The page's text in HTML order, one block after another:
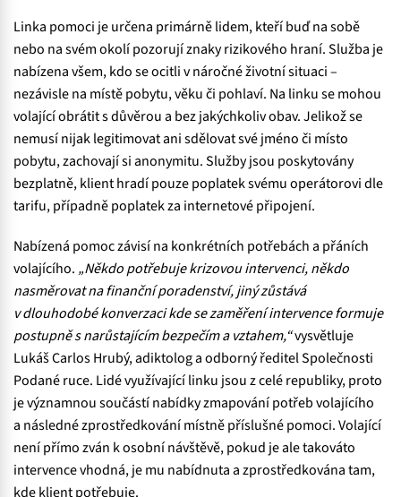
Linka pomoci je určena primárně lidem, kteří buď na sobě
nebo na svém okolí pozorují znaky rizikového hraní. Služba je
nabízena všem, kdo se ocitli v náročné životní situaci –
nezávisle na místě pobytu, věku či pohlaví. Na linku se mohou
volající obrátit s důvěrou a bez jakýchkoliv obav. Jelikož se
nemusí nijak legitimovat ani sdělovat své jméno či místo
pobytu, zachovají si anonymitu. Služby jsou poskytovány
bezplatně, klient hradí pouze poplatek svému operátorovi dle
tarifu, případně poplatek za internetové připojení.
Nabízená pomoc závisí na konkrétních potřebách a přáních
volajícího. „Někdo potřebuje krizovou intervenci, někdo
nasměrovat na finanční poradenství, jiný zůstává
v dlouhodobé konverzaci kde se zaměření intervence formuje
postupně s narůstajícím bezpečím a vztahem,“vysvětluje
Lukáš Carlos Hrubý, adiktolog a odborný ředitel Společnosti
Podané ruce. Lidé využívající linku jsou z celé republiky, proto
je významnou součástí nabídky zmapování potřeb volajícího
a následné zprostředkování místně příslušné pomoci. Volající
není přímo zván k osobní návštěvě, pokud je ale takováto
intervence vhodná, je mu nabídnuta a zprostředkována tam,
kde klient potřebuje.